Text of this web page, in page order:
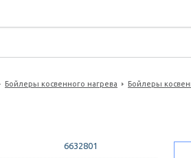
Бойлеры косвенного нагрева Бойлеры
6632801